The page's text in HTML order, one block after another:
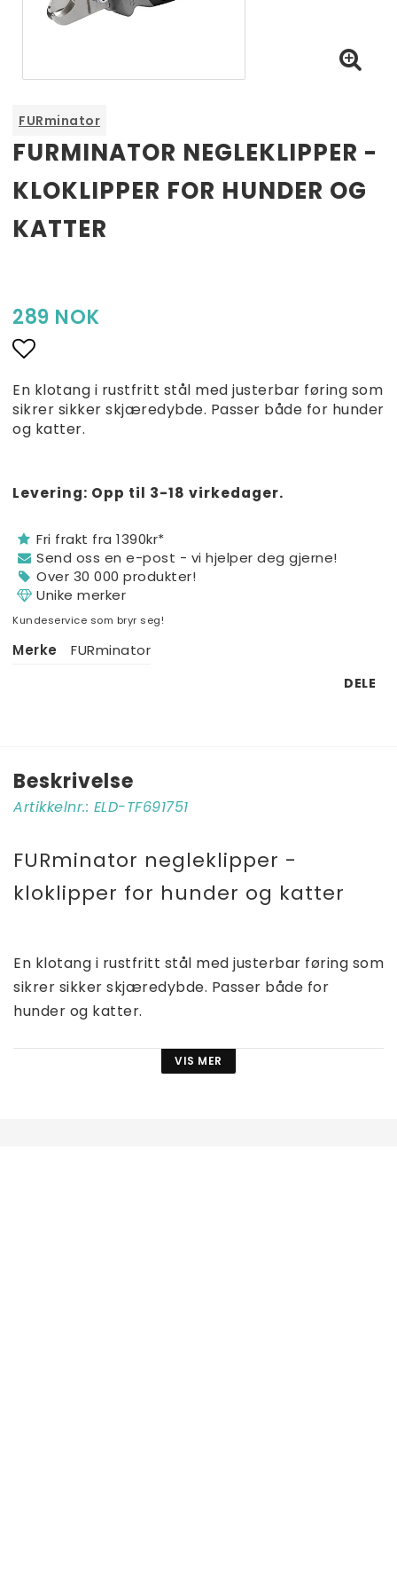
Petster Vaskepose Large & X-Large
349 NOK
235,58 NOK
188,46 NOK
€17,15
€20,32
€13,72
FURminator
FURMINATOR NEGLEKLIPPER -
KLOKLIPPER FOR HUNDER OG
KATTER
289 NOK
Add to list of favorites
En klotang i rustfritt stål med justerbar føring som
sikrer sikker skjæredybde. Passer både for hunder
og katter.
Levering: Opp til 3-18 virkedager.
Fri frakt fra 1390kr*
Send oss ​​en e-post - vi hjelper deg gjerne!
Over 30 000 produkter!
Unike merker
Kundeservice som bryr seg!
Merke FURminator
DELE
Beskrivelse
Artikkelnr.: ELD-TF691751
FURminator negleklipper -
kloklipper for hunder og katter
En klotang i rustfritt stål med justerbar føring som
sikrer sikker skjæredybde. Passer både for
hunder og katter.
Det er viktig å ta vare på dyrenes klør. Ideelt sett
VIS MER